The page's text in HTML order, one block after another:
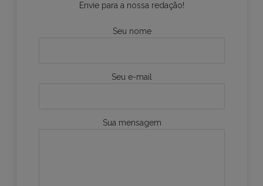
Envie para a nossa redação!
Seu nome
Seu e-mail
Sua mensagem